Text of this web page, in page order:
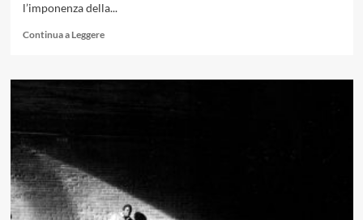
l’imponenza della...
Continua a LeggereLeggi
su
arma
di
seduzione